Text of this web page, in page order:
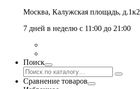
Москва, Калужская площадь, д.1к2
7 дней в неделю с 11:00 до 21:00
Поиск
Сравнение товаров